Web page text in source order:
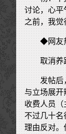
讨论，心平
之前，我觉
◆网友
取消养
发帖后
与立场展开
收费人员
不过几十
理由反对。